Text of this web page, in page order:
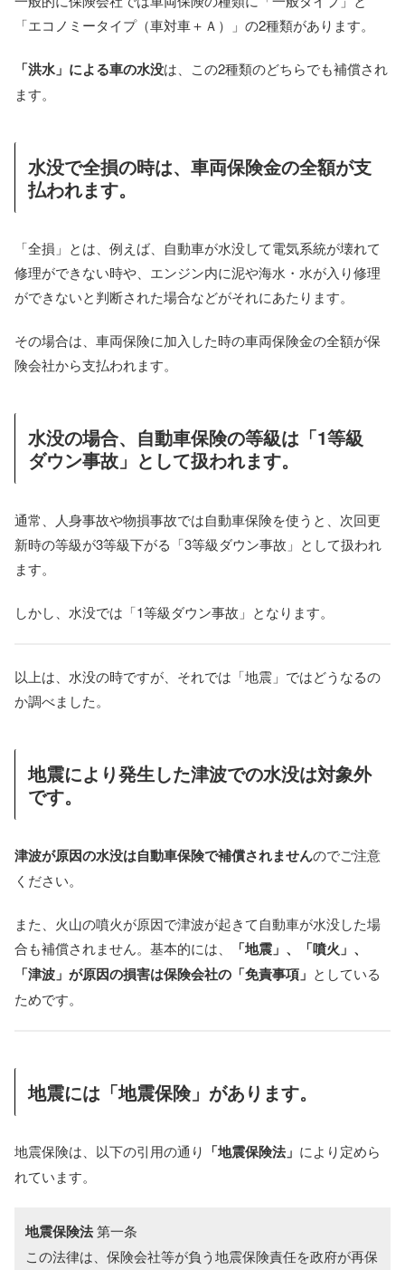
「エコノミータイプ（車対車＋Ａ）」の2種類があります。
「洪水」による車の水没は、この2種類のどちらでも補償され
ます。
水没で全損の時は、車両保険金の全額が支
払われます。
「全損」とは、例えば、自動車が水没して電気系統が壊れて
修理ができない時や、エンジン内に泥や海水・水が入り修理
ができないと判断された場合などがそれにあたります。
その場合は、車両保険に加入した時の車両保険金の全額が保
険会社から支払われます。
水没の場合、自動車保険の等級は「1等級
ダウン事故」として扱われます。
通常、人身事故や物損事故では自動車保険を使うと、次回更
新時の等級が3等級下がる「3等級ダウン事故」として扱われ
ます。
しかし、水没では「1等級ダウン事故」となります。
以上は、水没の時ですが、それでは「地震」ではどうなるの
か調べました。
地震により発生した津波での水没は対象外
です。
津波が原因の水没は自動車保険で補償されませんのでご注意
ください。
また、火山の噴火が原因で津波が起きて自動車が水没した場
合も補償されません。基本的には、
「地震」、「噴火」、
「津波」が原因の損害は保険会社の「免責事項」 としている
ためです。
地震には「地震保険」があります。
地震保険は、以下の引用の通り 「地震保険法」 により定めら
れています。
地震保険法第一条
この法律は、保険会社等が負う地震保険責任を政府が再保